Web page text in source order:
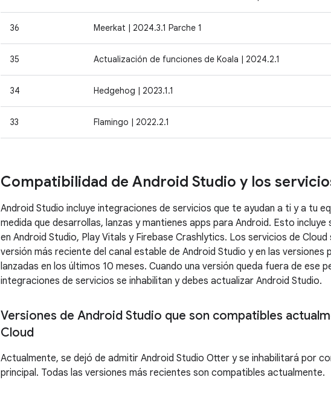
36 Meerkat | 2024.3.1 Parche 1
35 Actualización de funciones de Koala | 2024.2.1
34 Hedgehog | 2023.1.1
33 Flamingo | 2022.2.1
Compatibilidad de Android Studio y los
Android Studio incluye integraciones de servicios que te ayudan a ti y a tu
medida que desarrollas, lanzas y mantienes apps para Android. Esto
en Android Studio, Play Vitals y Firebase Crashlytics. Los servicios de
versión más reciente del canal estable de Android Studio y en las versiones
lanzadas en los últimos 10 meses. Cuando una versión queda fuera de ese
integraciones de servicios se inhabilitan y debes actualizar Android Studio.
Versiones de Android Studio que son compatibles
Cloud
Actualmente, se dejó de admitir Android Studio Otter y se inhabilitará por
principal. Todas las versiones más recientes son compatibles actualmente.